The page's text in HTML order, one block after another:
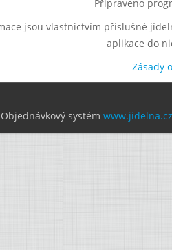
Připraveno
jsou vlastnictvím příslušné
aplikace do
Zásady
Objednávkový systém www.jidelna.cz